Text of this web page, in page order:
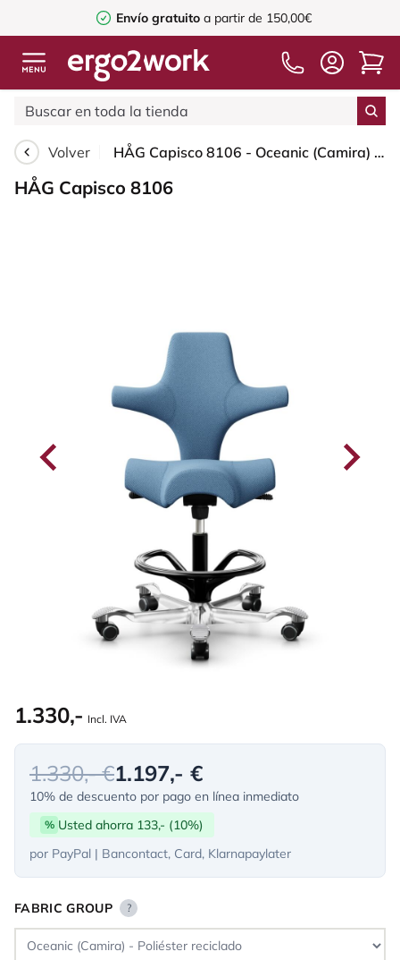
Envío gratuito a partir de 150,00€
Volver HÅG Capisco 8106 - Oceanic (Camira) - Poliéster reciclado - OCI011 - Light blue - Black - 265 mm (seat height 53-79cm) - Soft castors for hard floors
HÅG Capisco 8106
1.330,- Incl. IVA
1.330,- €1.197,- €
10% de descuento por pago en línea inmediato
% Usted ahorra 133,- (10%)
por PayPal | Bancontact, Card, Klarnapaylater
FABRIC GROUP ?